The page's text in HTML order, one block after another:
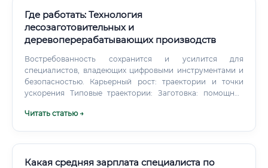
трудоустройстве — наличие карьерного центра или
партнёрств с компаниями ✅ Отзывы выпускников —
реальные кейсы трудоустройства Сравнение форматов
обучения 💡 Рекомендация: оптимальный выбор для
начинающего специалиста — комплексный онлайн-курс
длительностью 6–12 месяцев с практическими проектами
и помощью в трудоустройстве. Это позволяет войти в
профессию быстро и с реальным портфолио. Сколько
образовательных платформ и независимых исследований
сильным портфолио и освоенными программами
Где работать: Технология
лесозаготовительных и
деревоперерабатывающих производств
Востребованность сохранится и усилится для
специалистов, владеющих цифровыми инструментами и
безопасностью. Карьерный рост: траектории и точки
ускорения Типовые траектории: Заготовка: помощник
участка → начальник лесопункта → производственный
Читать статью →
Какая средняя зарплата специалиста по